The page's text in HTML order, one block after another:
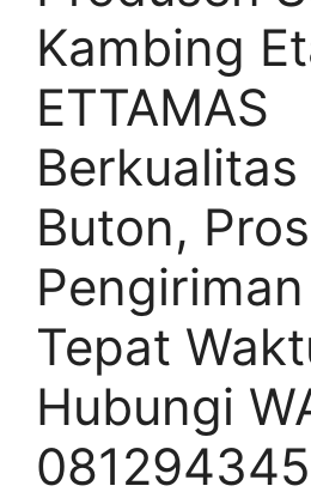
Kambing
ETTAMAS
Berkualitas
Buton,
Tepat
Hubungi